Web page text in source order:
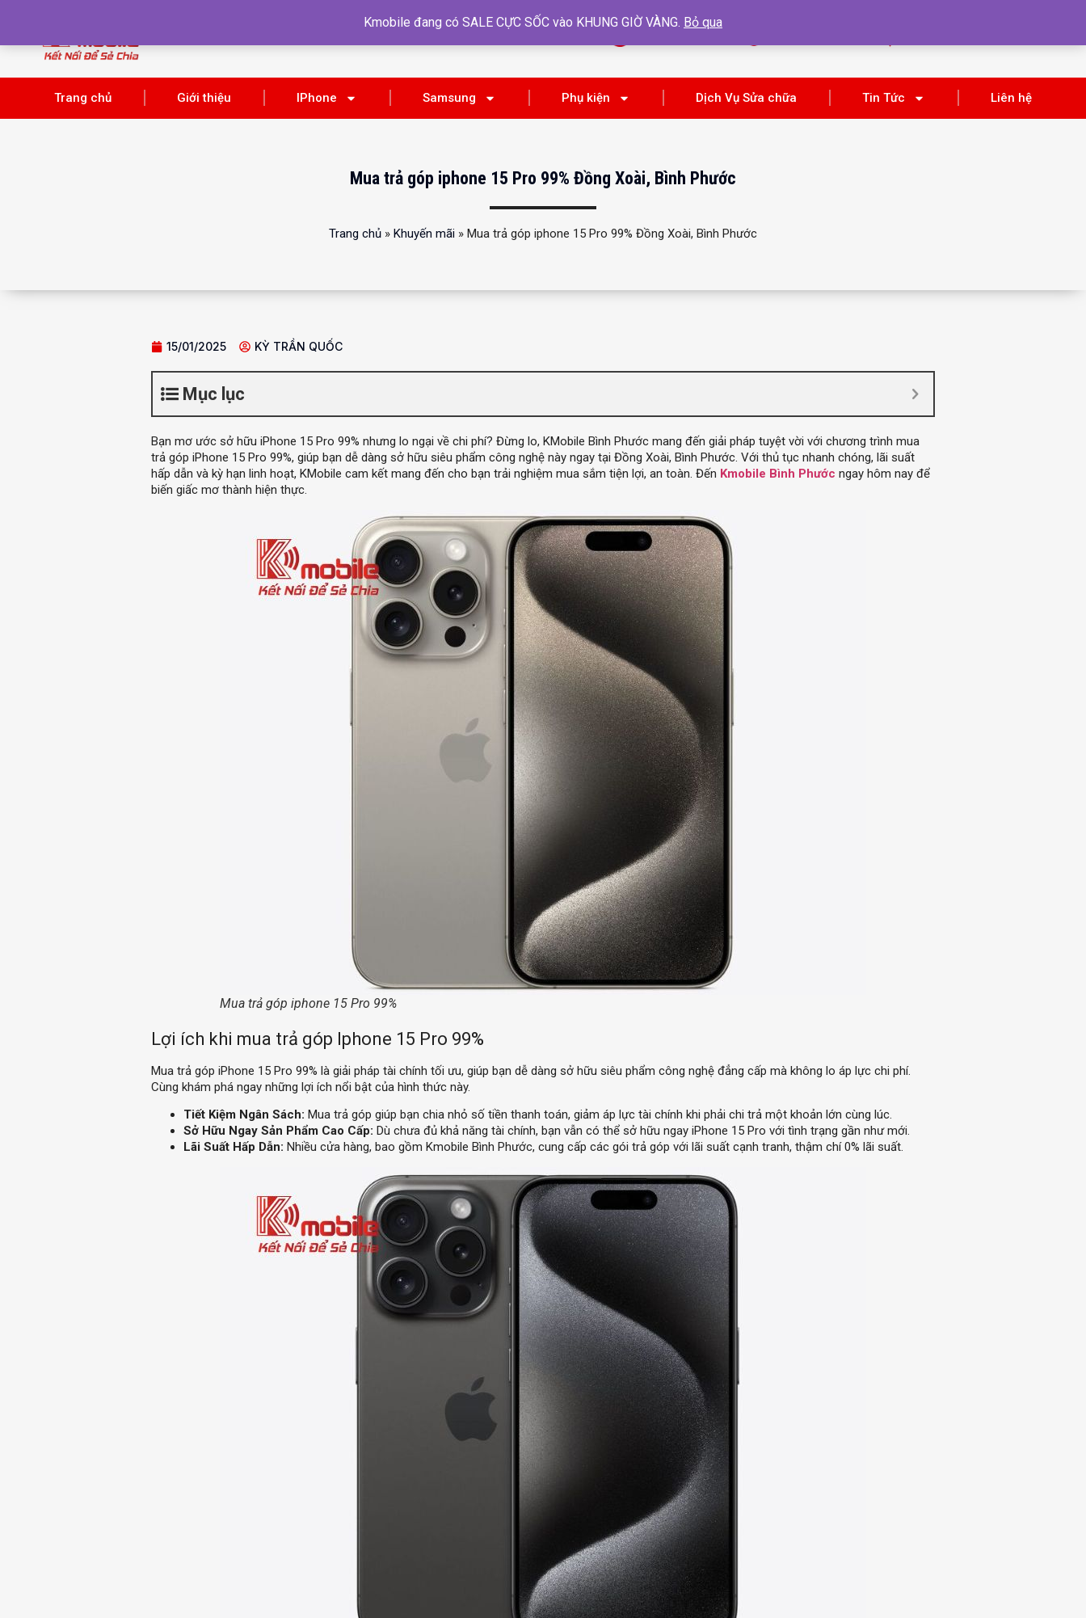
Tìm kiếm HOTLINE
Trang chủ Giới thiệu IPhone Samsung Phụ kiện Dịch Vụ Sửa chữa Tin Tức Liên hệ
Mua trả góp iphone 15 Pro 99% Đồng Xoài, Bình Phước
Trang chủ » Khuyến mãi » Mua trả góp iphone 15 Pro 99% Đồng Xoài, Bình Phước
15/01/2025 KỲ TRẦN QUỐC
Mục lục
Bạn mơ ước sở hữu iPhone 15 Pro 99% nhưng lo ngại về chi phí? Đừng lo, KMobile Bình Phước mang đến giải pháp tuyệt vời với chương trình mua
trả góp iPhone 15 Pro 99%, giúp bạn dễ dàng sở hữu siêu phẩm công nghệ này ngay tại Đồng Xoài, Bình Phước. Với thủ tục nhanh chóng, lãi suất
hấp dẫn và kỳ hạn linh hoạt, KMobile cam kết mang đến cho bạn trải nghiệm mua sắm tiện lợi, an toàn. Đến Kmobile Bình Phước ngay hôm nay để
biến giấc mơ thành hiện thực.
Mua trả góp iphone 15 Pro 99%
Lợi ích khi mua trả góp Iphone 15 Pro 99%
Mua trả góp iPhone 15 Pro 99% là giải pháp tài chính tối ưu, giúp bạn dễ dàng sở hữu siêu phẩm công nghệ đẳng cấp mà không lo áp lực chi phí.
Cùng khám phá ngay những lợi ích nổi bật của hình thức này.
Tiết Kiệm Ngân Sách: Mua trả góp giúp bạn chia nhỏ số tiền thanh toán, giảm áp lực tài chính khi phải chi trả một khoản lớn cùng lúc.
Sở Hữu Ngay Sản Phẩm Cao Cấp: Dù chưa đủ khả năng tài chính, bạn vẫn có thể sở hữu ngay iPhone 15 Pro với tình trạng gần như mới.
Lãi Suất Hấp Dẫn: Nhiều cửa hàng, bao gồm Kmobile Bình Phước, cung cấp các gói trả góp với lãi suất cạnh tranh, thậm chí 0% lãi suất.
Kmobile đang có SALE CỰC SỐC vào KHUNG GIỜ VÀNG. Bỏ qua